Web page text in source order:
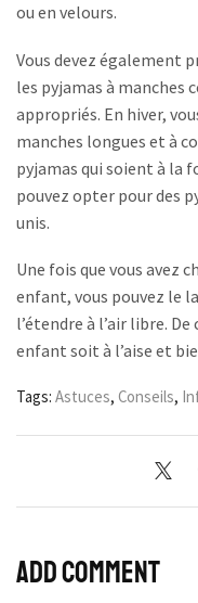
ou en velours.
Vous devez également
les pyjamas à manches
appropriés. En hiver,
manches longues et à
pyjamas qui soient à la
pouvez opter pour des
unis.
Une fois que vous avez
enfant, vous pouvez le
l’étendre à l’air libre.
enfant soit à l’aise et
Tags: Astuces, Conseils,
Add comment